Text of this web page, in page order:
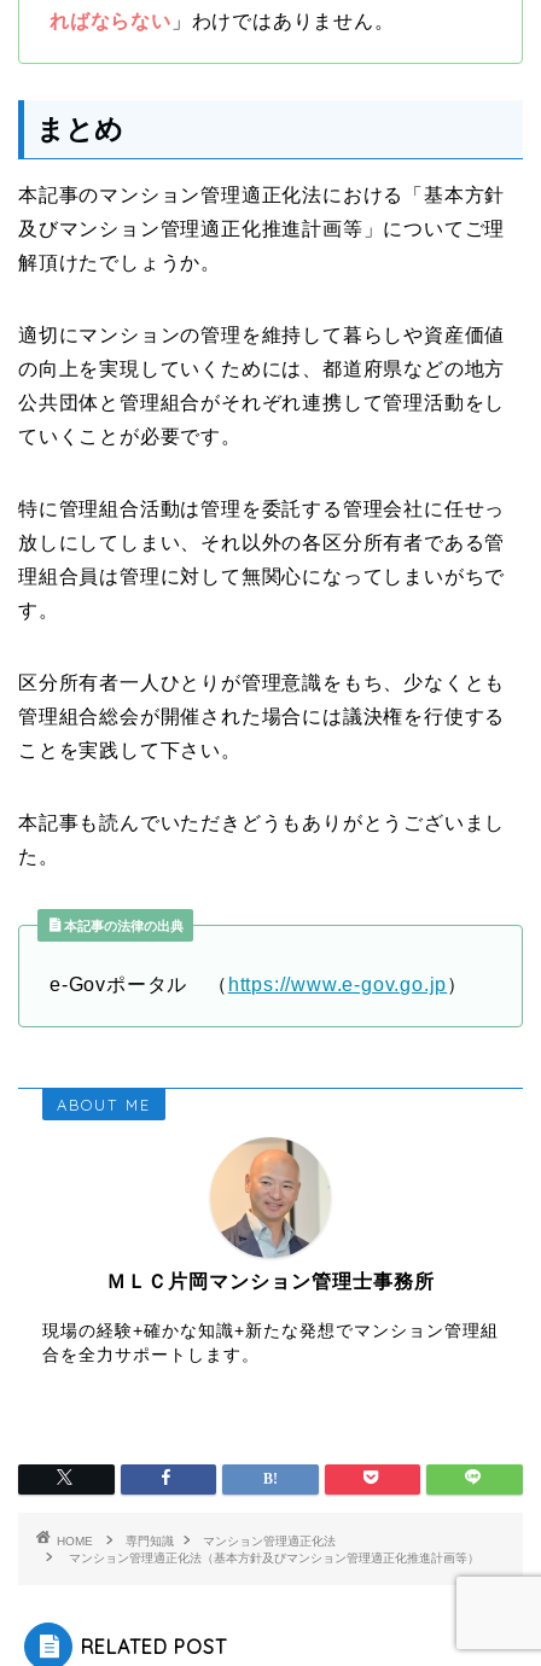
ればならない 」わけではありません。
まとめ
本記事のマンション管理適正化法における「基本⽅針
及びマンション管理適正化推進計画等」についてご理
解頂けたでしょうか。
適切にマンションの管理を維持して暮らしや資産価値
の向上を実現していくためには、都道府県などの地方
公共団体と管理組合がそれぞれ連携して管理活動をし
ていくことが必要です。
特に管理組合活動は管理を委託する管理会社に任せっ
放しにしてしまい、それ以外の各区分所有者である管
理組合員は管理に対して無関心になってしまいがちで
す。
区分所有者一人ひとりが管理意識をもち、少なくとも
管理組合総会が開催された場合には議決権を行使する
ことを実践して下さい。
本記事も読んでいただきどうもありがとうございまし
た。
本記事の法律の出典
e-Govポータル （ https://www.e-gov.go.jp）
ABOUT ME
ＭＬＣ片岡マンション管理士事務所
現場の経験+確かな知識+新たな発想でマンション管理組
合を全力サポートします。
HOME 専門知識
マンション管理適正化法
マンション管理適正化法（基本⽅針及びマンション管理適正化推進計画等）
RELATED POST